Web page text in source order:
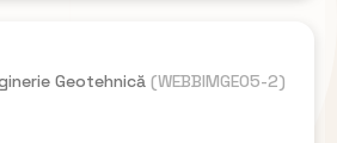
Geotehnică (WEBBIMGEO5-2)